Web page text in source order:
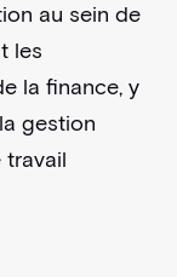
au sein de
les
la finance, y
gestion
travail